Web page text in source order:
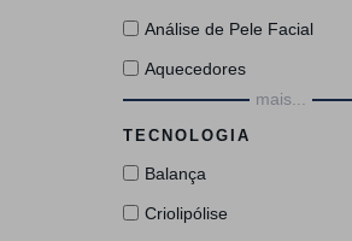
Análise de Pele Facial
Aquecedores
mais...
TECNOLOGIA
Balança
Criolipólise